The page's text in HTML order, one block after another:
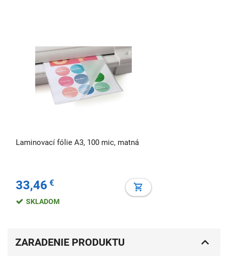
Laminovací fólie A3, 100 mic, matná
33,46 €
SKLADOM
ZARADENIE PRODUKTU